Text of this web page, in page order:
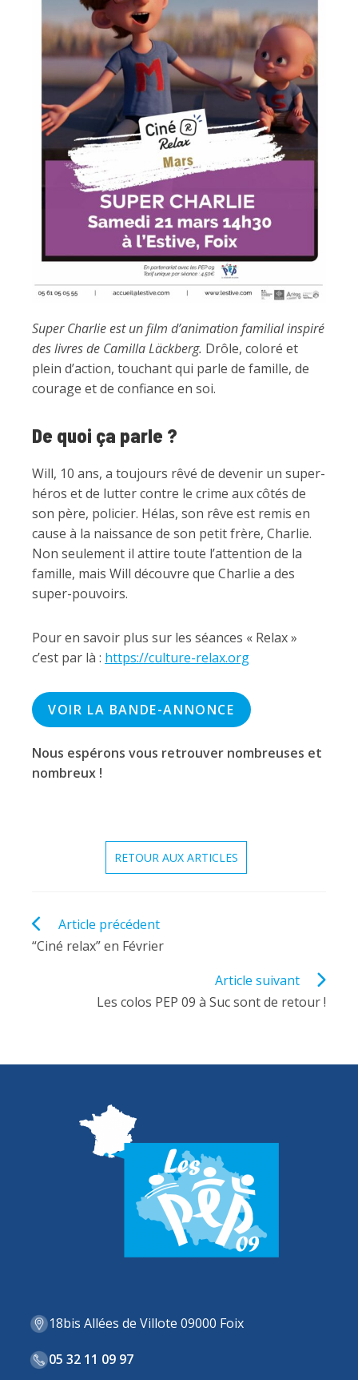
Super Charlieest un film d’animation familial inspiré
des livres de Camilla Läckberg. Drôle, coloré et
plein d’action, touchant qui parle de famille, de
courage et de confiance en soi.
De quoi ça parle ?
Will, 10 ans, a toujours rêvé de devenir un super-
héros et de lutter contre le crime aux côtés de
son père, policier. Hélas, son rêve est remis en
cause à la naissance de son petit frère, Charlie.
Non seulement il attire toute l’attention de la
famille, mais Will découvre que Charlie a des
super-pouvoirs.
Pour en savoir plus sur les séances « Relax »
c’est par là : https://culture-relax.org
VOIR LA BANDE-ANNONCE
Nous espérons vous retrouver nombreuses et
nombreux !
RETOUR AUX ARTICLES
Read
more
articles
Article précédent
“Ciné relax” en Février
Article suivant
Les colos PEP 09 à Suc sont de retour !
18bis Allées de Villote 09000 Foix
05 32 11 09 97